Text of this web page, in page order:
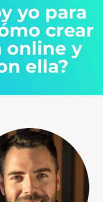
yo para
crear
online y
ella?